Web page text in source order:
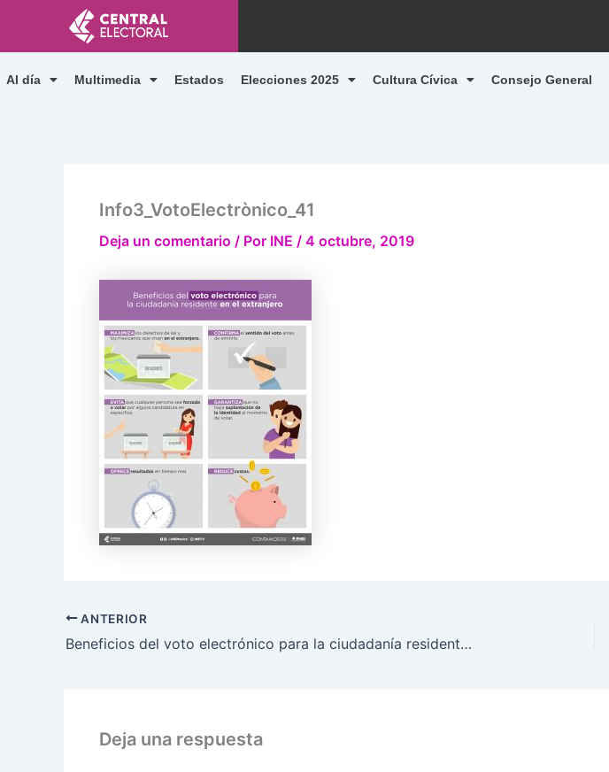
contenido
Al día Multimedia Estados Elecciones 2025 Cultura Cívica Consejo General
Info3_VotoElectrònico_41
Deja un comentario / Por INE / 4 octubre, 2019
ANTERIOR
Beneficios del voto electrónico para la ciudadanía residente en el extranjero
Deja una respuesta